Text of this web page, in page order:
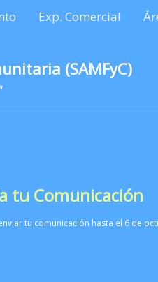
Exp. Comercial
(SAMFyC)
tu Comunicación
tu comunicación hasta el 6 de